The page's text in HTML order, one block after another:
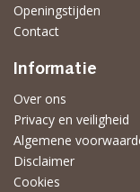
Openingstijden
Contact
Informatie
Over ons
Privacy en veiligheid
Algemene
Disclaimer
Cookies